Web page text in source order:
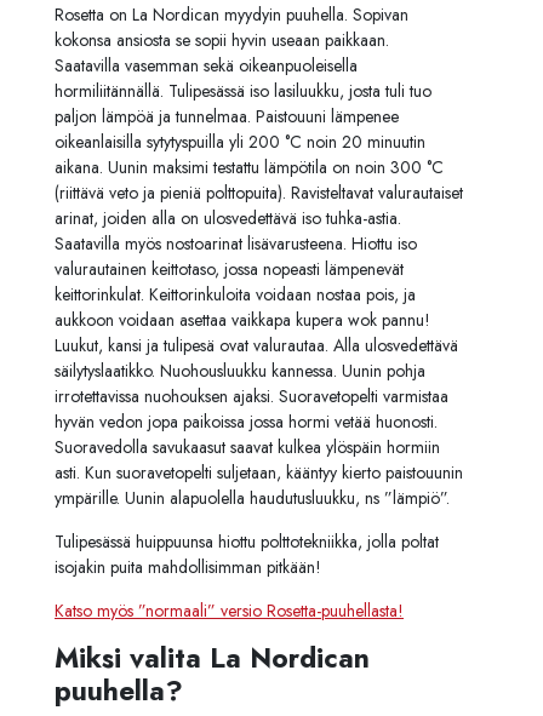
Rosetta on La Nordican myydyin puuhella. Sopivan
kokonsa ansiosta se sopii hyvin useaan paikkaan.
Saatavilla vasemman sekä oikeanpuoleisella
hormiliitännällä. Tulipesässä iso lasiluukku, josta tuli tuo
paljon lämpöä ja tunnelmaa. Paistouuni lämpenee
oikeanlaisilla sytytyspuilla yli 200 °C noin 20 minuutin
aikana. Uunin maksimi testattu lämpötila on noin 300 °C
(riittävä veto ja pieniä polttopuita). Ravisteltavat valurautaiset
arinat, joiden alla on ulosvedettävä iso tuhka-astia.
Saatavilla myös nostoarinat lisävarusteena. Hiottu iso
valurautainen keittotaso, jossa nopeasti lämpenevät
keittorinkulat. Keittorinkuloita voidaan nostaa pois, ja
aukkoon voidaan asettaa vaikkapa kupera wok pannu!
Luukut, kansi ja tulipesä ovat valurautaa. Alla ulosvedettävä
säilytyslaatikko. Nuohousluukku kannessa. Uunin pohja
irrotettavissa nuohouksen ajaksi. Suoravetopelti varmistaa
hyvän vedon jopa paikoissa jossa hormi vetää huonosti.
Suoravedolla savukaasut saavat kulkea ylöspäin hormiin
asti. Kun suoravetopelti suljetaan, kääntyy kierto paistouunin
ympärille. Uunin alapuolella haudutusluukku, ns ”lämpiö”.
Tulipesässä huippuunsa hiottu polttotekniikka, jolla poltat
isojakin puita mahdollisimman pitkään!
Katso myös ”normaali” versio Rosetta-puuhellasta!
Miksi valita La Nordican
puuhella?